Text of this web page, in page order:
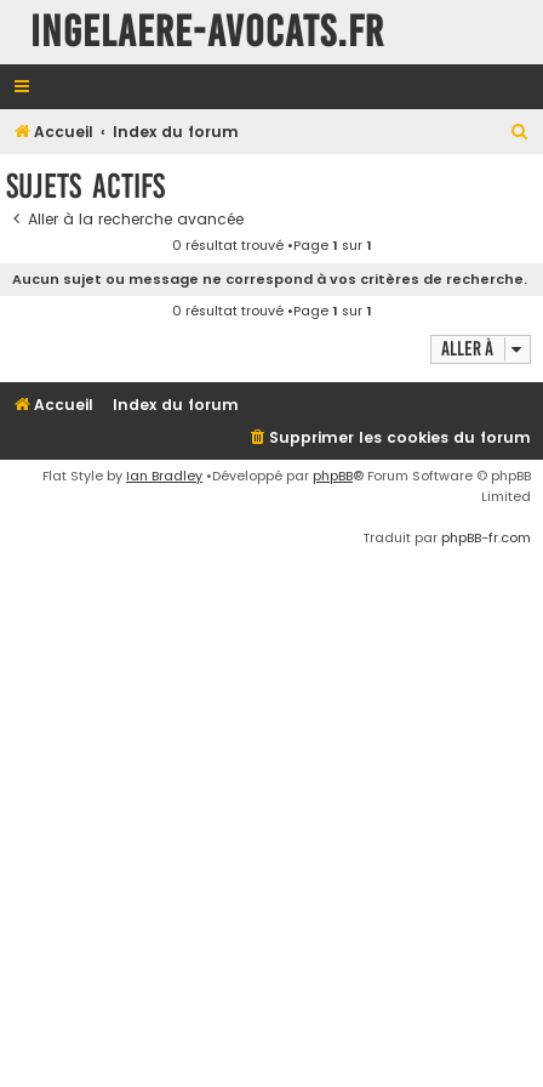
INGELAERE-AVOCATS.FR
Accueil Index du forum
e
Sujets actifs
Aller à la recherche avancée
0 résultat trouvé •Page1 sur1
Aucun sujet ou message ne correspond à vos critères de recherche.
0 résultat trouvé •Page1 sur1
Aller à
Accueil
Index du forum
Supprimer les cookies du forum
Flat Style by Ian Bradley •Développé par phpBB® Forum Software © phpBB
Limited
Traduit par phpBB-fr.com